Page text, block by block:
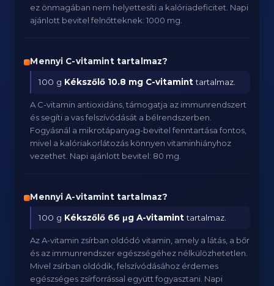
ez önmagában nem helyettesíti a kalóriadeficitet. Napi
ajánlott bevitel felnőtteknek: 1000 mg.
Mennyi C-vitamint tartalmaz?
100 g Kékszőlő 10.8 mg C-vitaminttartalmaz.
A C-vitamin antioxidáns, támogatja az immunrendszert
és segíti a vas felszívódását a bélrendszerben.
Fogyásnál a mikrotápanyag-bevitel fenntartása fontos,
mivel a kalóriakorlátozás könnyen vitaminhiányhoz
vezethet. Napi ajánlott bevitel: 80 mg.
Mennyi A-vitamint tartalmaz?
100 g Kékszőlő 66 μg A-vitaminttartalmaz.
Az A-vitamin zsírban oldódó vitamin, amely a látás, a bőr
és az immunrendszer egészségéhez nélkülözhetetlen.
Mivel zsírban oldódik, felszívódásához érdemes
egészséges zsírforrással együtt fogyasztani. Napi